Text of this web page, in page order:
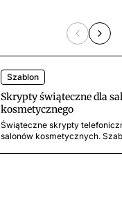
Szablon
Skrypty świąteczne dla
kosmetycznego
Świąteczne skrypty
salonów kosmetycznych.